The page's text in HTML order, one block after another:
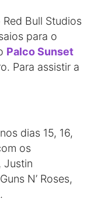
Bull Studios
para o
Palco Sunset
Para assistir a
dias 15, 16,
os
Justin
N’ Roses,